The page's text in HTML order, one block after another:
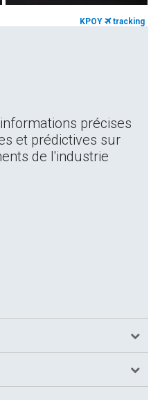
KPOY tracking
précises
et prédictives sur
de l'industrie